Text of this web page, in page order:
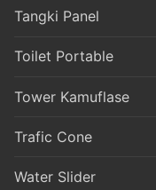
Tangki Panel
Toilet Portable
Tower Kamuflase
Trafic Cone
Water Slider